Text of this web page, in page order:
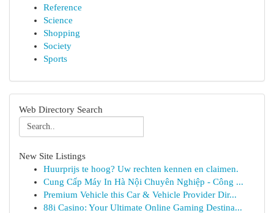
Reference
Science
Shopping
Society
Sports
Web Directory Search
New Site Listings
Huurprijs te hoog? Uw rechten kennen en claimen.
Cung Cấp Máy In Hà Nội Chuyên Nghiệp - Công ...
Premium Vehicle this Car & Vehicle Provider Dir...
88i Casino: Your Ultimate Online Gaming Destina...